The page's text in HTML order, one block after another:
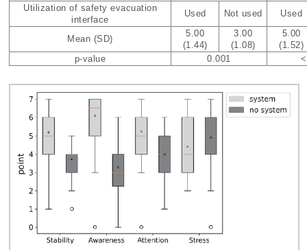
Utilization of safety evacuation
interface
Used Not used Used
Mean (SD)
5.00
(1.44)
3.00
(1.08)
5.00
(1.52)
p-value
0.001